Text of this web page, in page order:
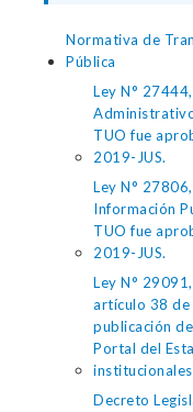
Normativa de
Pública
Ley N°
TUO fue
2019-JUS.
Ley N°
Información
TUO fue
2019-JUS.
Ley N°
artículo 38 de
publicación
Portal del
Decreto